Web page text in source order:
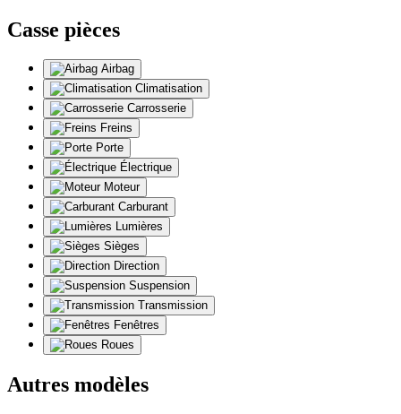
Casse pièces
Airbag
Climatisation
Carrosserie
Freins
Porte
Électrique
Moteur
Carburant
Lumières
Sièges
Direction
Suspension
Transmission
Fenêtres
Roues
Autres modèles